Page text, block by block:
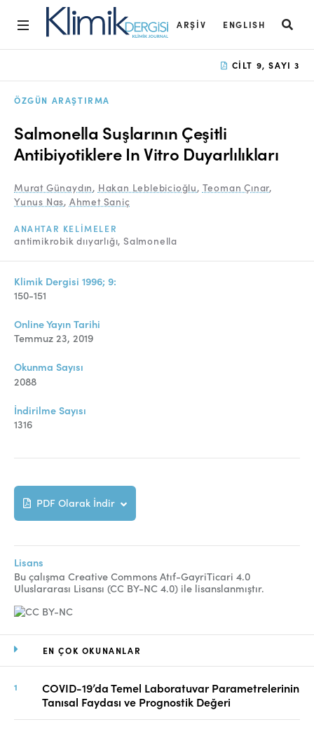
ARŞIV ENGLISH
Arşiv
Açık Erişim İlkesi
Etik İlkeler
Editoryal Süreç
Danışmanlık Süreci
Yazarlara Bilgi
Dizinler
Telif Hakları
EN ÇOK OKUNANLAR
COVID-19’da Temel Laboratuvar Parametrelerinin
Tanısal Faydası ve Prognostik Değeri
CILT 9, SAYI 3
ÖZGÜN ARAŞTIRMA
Salmonella Suşlarının Çeşitli
Antibiyotiklere In Vitro Duyarlılıkları
Murat Günaydın, Hakan Leblebicioğlu, Teoman Çınar,
Yunus Nas, Ahmet Saniç
ANAHTAR KELIMELER
antimikrobik dııyarlığı Salmonella
Klimik Dergisi 1996; 9:
150-151
Online Yayın Tarihi
Temmuz 23, 2019
Okunma Sayısı
2088
İndirilme Sayısı
1316
PDF Olarak İndir
Lisans
Bu çalışma Creative Commons Atıf-GayriTicari 4.0
Uluslararası Lisansı (CC BY-NC 4.0) ile lisanslanmıştır.